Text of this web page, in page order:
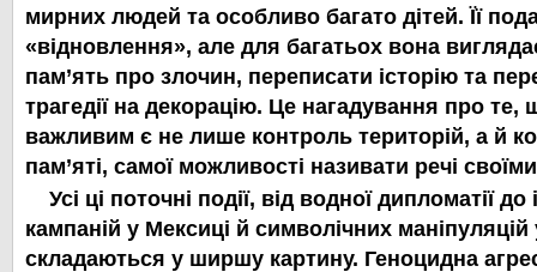
мирних людей та особливо багато дітей. Її
«відновлення», але для багатьох вона
пам’ять про злочин, переписати історію та
трагедії на декорацію. Це нагадування про те,
важливим є не лише контроль територій, а й
пам’яті, самої можливості називати речі
Усі ці поточні події, від водної дипломатії
кампаній у Мексиці й символічних
складаються у ширшу картину. Геноцидна